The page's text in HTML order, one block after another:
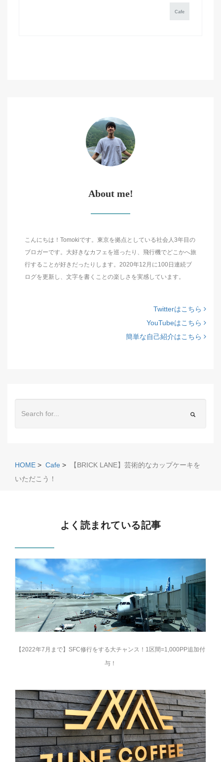
Cafe
About me!
こんにちは！Tomokiです。東京を拠点としている社会人3年目の
ブロガーです。大好きなカフェを巡ったり、飛行機でどこかへ旅
行することが好きだったりします。2020年12月に100日連続ブ
ログを更新し、文字を書くことの楽しさを実感しています。
Twitterはこちら
YouTubeはこちら
簡単な自己紹介はこちら
HOME > Cafe >
【BRICK LANE】芸術的なカップケーキを
いただこう！
よく読まれている記事
【2022年7月まで】SFC修行をする大チャンス！1区間=1,000PP追加付
与！